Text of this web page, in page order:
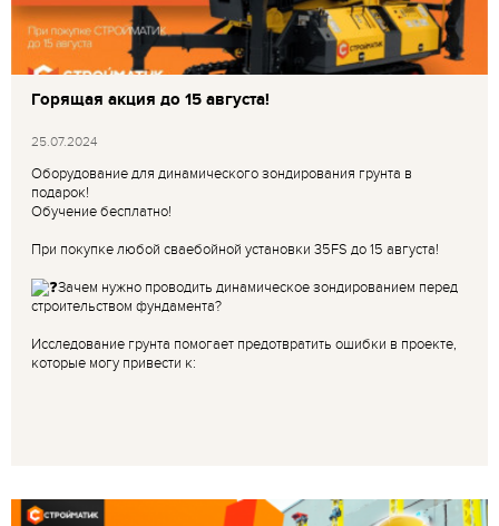
Горящая акция до 15 августа!
25.07.2024
Оборудование для динамического зондирования грунта в
подарок!
Обучение бесплатно!
При покупке любой сваебойной установки 35FS до 15 августа!
Зачем нужно проводить динамическое зондированием перед
строительством фундамента?
Исследование грунта помогает предотвратить ошибки в проекте,
которые могу привести к: